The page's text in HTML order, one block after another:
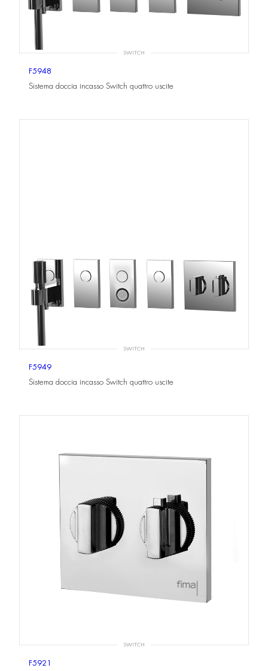
SWITCH
F5948
Sistema doccia incasso Switch quattro uscite
SWITCH
F5949
Sistema doccia incasso Switch quattro uscite
SWITCH
F5921